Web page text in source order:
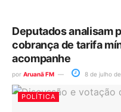
Deputados analisam
cobrança de tarifa
acompanhe
por Aruanã FM 8 de julho
POLÍTICA